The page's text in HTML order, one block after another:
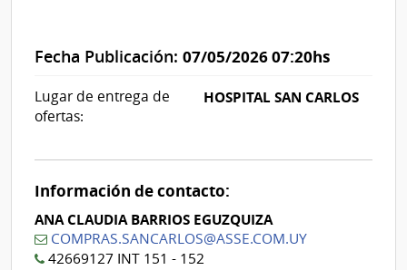
Fecha Publicación: 07/05/2026 07:20hs
Lugar de entrega de
ofertas:
HOSPITAL SAN CARLOS
Información de contacto:
ANA CLAUDIA BARRIOS EGUZQUIZA
COMPRAS.SANCARLOS@ASSE.COM.UY
42669127 INT 151 - 152